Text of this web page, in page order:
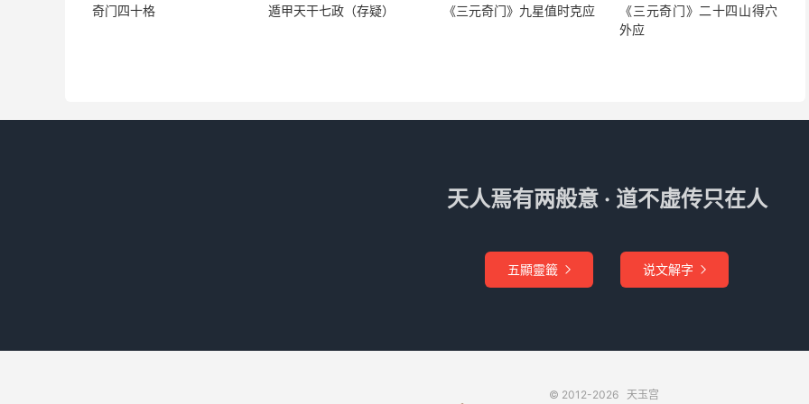
于人性为智谋、聪明、机敏、温柔；
、精液。对于癸， 旺则有悟性、有灵性；衰则淫荡，好饮
奇门四十格 遁甲天干七政（存疑） 《三元奇门》九星值时克应
《三元奇门》二十四山得穴
外应
天人焉有两般意 · 道不虚传只在人
五顯靈籤  说文解字 
© 2012-2026 天玉宫